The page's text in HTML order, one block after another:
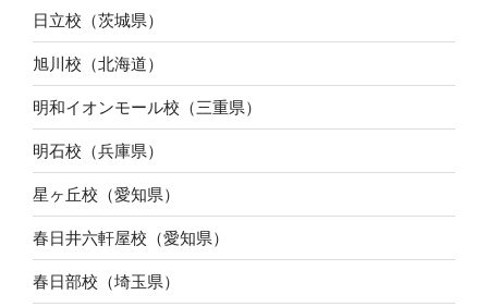
日立校（茨城県）
旭川校（北海道）
明和イオンモール校（三重県）
明石校（兵庫県）
星ヶ丘校（愛知県）
春日井六軒屋校（愛知県）
春日部校（埼玉県）